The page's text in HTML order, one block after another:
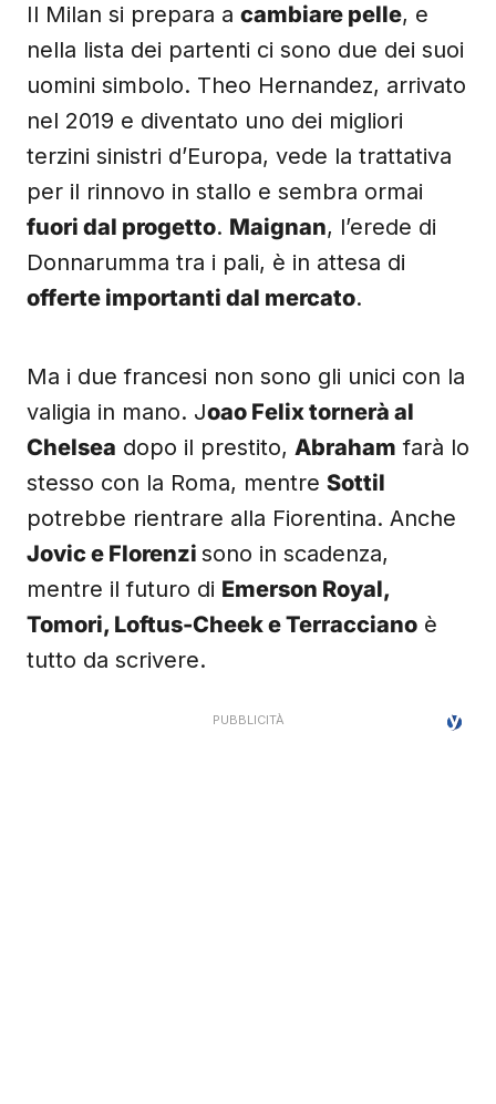
Il Milan si prepara a cambiare pelle, e
nella lista dei partenti ci sono due dei suoi
uomini simbolo. Theo Hernandez, arrivato
nel 2019 e diventato uno dei migliori
terzini sinistri d’Europa, vede la trattativa
per il rinnovo in stallo e sembra ormai
fuori dal progetto. Maignan, l’erede di
Donnarumma tra i pali, è in attesa di
offerte importanti dal mercato.
Ma i due francesi non sono gli unici con la
valigia in mano. Joao Felix tornerà al
Chelsea dopo il prestito, Abraham farà lo
stesso con la Roma, mentre Sottil
potrebbe rientrare alla Fiorentina. Anche
Jovic e Florenzi sono in scadenza,
mentre il futuro di Emerson Royal,
Tomori, Loftus-Cheek e Terracciano è
tutto da scrivere.